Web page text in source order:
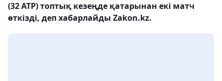
(32 ATP) топтық кезеңде қатарынан екі матч
өткізді, деп хабарлайды Zakon.kz.